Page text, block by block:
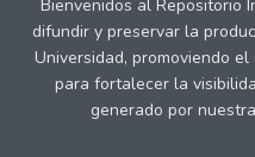
Bienvenidos al Repositorio
difundir y preservar la
Universidad, promoviendo
para fortalecer la
generado por